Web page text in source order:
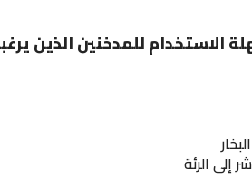
للمدخنين الذين
إلى الرئة